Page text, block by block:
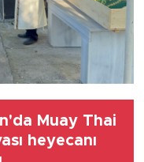
Muay Thai
heyecanı